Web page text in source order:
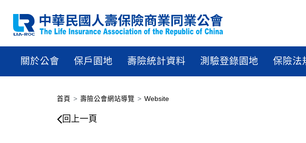
關於公會 保戶園地 壽險統計資料 測驗登錄園地 保險法
Website
首頁 壽險公會網站導覽 Website
回上一頁